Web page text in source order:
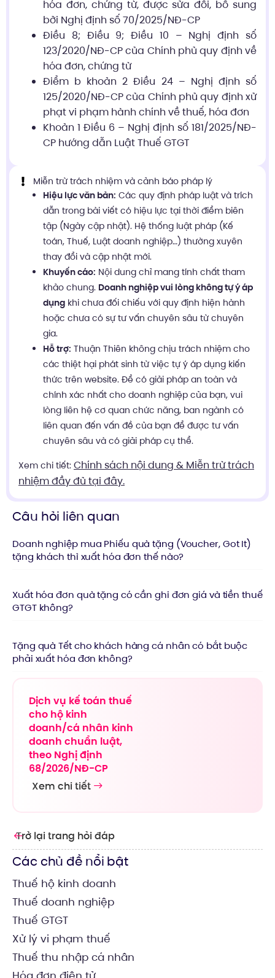
Trở lại trang hỏi đáp
Các chủ đề nổi bật
Thuế hộ kinh doanh
Thuế doanh nghiệp
Thuế GTGT
Xử lý vi phạm thuế
Thuế thu nhập cá nhân
hóa đơn, chứng từ, được sửa đổi, bổ sung
bởi Nghị định số 70/2025/NĐ-CP
Điều 8; Điều 9; Điều 10 – Nghị định số
123/2020/NĐ-CP của Chính phủ quy định về
hóa đơn, chứng từ
Điểm b khoản 2 Điều 24 – Nghị định số
125/2020/NĐ-CP của Chính phủ quy định xử
phạt vi phạm hành chính về thuế, hóa đơn
Khoản 1 Điều 6 – Nghị định số 181/2025/NĐ-
CP hướng dẫn Luật Thuế GTGT
Miễn trừ trách nhiệm và cảnh báo pháp lý
Hiệu lực văn bản: Các quy định pháp luật và trích
dẫn trong bài viết có hiệu lực tại thời điểm biên
tập (Ngày cập nhật). Hệ thống luật pháp (Kế
toán, Thuế, Luật doanh nghiệp…) thường xuyên
thay đổi và cập nhật mới.
Khuyến cáo: Nội dung chỉ mang tính chất tham
khảo chung. Doanh nghiệp vui lòng không tự ý áp
dụng khi chưa đối chiếu với quy định hiện hành
hoặc chưa có sự tư vấn chuyên sâu từ chuyên
gia.
Hỗ trợ: Thuận Thiên không chịu trách nhiệm cho
các thiệt hại phát sinh từ việc tự ý áp dụng kiến
thức trên website. Để có giải pháp an toàn và
chính xác nhất cho doanh nghiệp của bạn, vui
lòng liên hệ cơ quan chức năng, ban ngành có
liên quan đến vấn đề của bạn để được tư vấn
chuyên sâu và có giải pháp cụ thể.
Xem chi tiết: Chính sách nội dung & Miễn trừ trách
nhiệm đầy đủ tại đây.
Câu hỏi liên quan
Doanh nghiệp mua Phiếu quà tặng (Voucher, Got It)
tặng khách thì xuất hóa đơn thế nào?
Xuất hóa đơn quà tặng có cần ghi đơn giá và tiền thuế
GTGT không?
Tặng quà Tết cho khách hàng cá nhân có bắt buộc
phải xuất hóa đơn không?
Dịch vụ kế toán thuế
cho hộ kinh
doanh/cá nhân kinh
doanh chuẩn luật,
theo Nghị định
68/2026/NĐ-CP
Xem chi tiết